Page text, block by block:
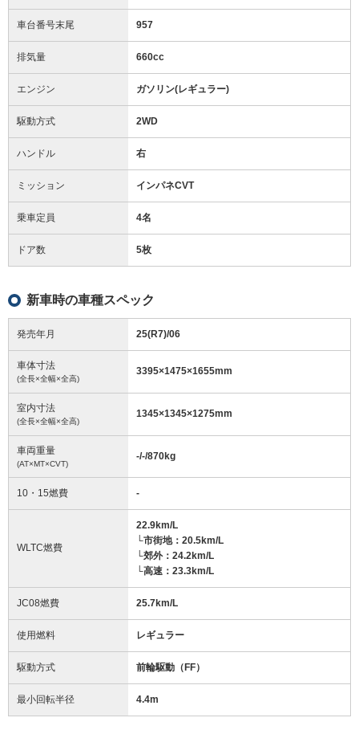
車台番号末尾 957
排気量 660cc
エンジン ガソリン(レギュラー)
駆動方式 2WD
ハンドル 右
ミッション インパネCVT
乗車定員 4名
ドア数 5枚
新車時の車種スペック
発売年月 25(R7)/06
車体寸法
(全長×全幅×全高)
3395×1475×1655mm
室内寸法
(全長×全幅×全高)
1345×1345×1275mm
車両重量
(AT×MT×CVT)
-/-/870kg
10・15燃費 -
WLTC燃費
22.9km/L
└市街地：20.5km/L
└郊外：24.2km/L
└高速：23.3km/L
JC08燃費 25.7km/L
使用燃料 レギュラー
駆動方式 前輪駆動（FF）
最小回転半径 4.4m